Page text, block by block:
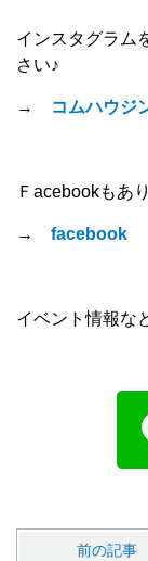
インスタグラム
さい♪
→ コムハウジ
Ｆacebookもあ
→ facebook
イベント情報な
前の記事